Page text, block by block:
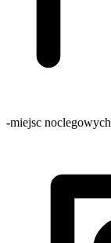
-miejsc noclegowych